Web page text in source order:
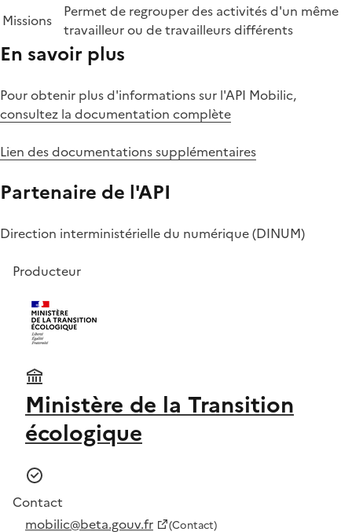
Missions
Permet de regrouper des activités d'un même
travailleur ou de travailleurs différents
En savoir plus
Pour obtenir plus d'informations sur l'API Mobilic,
consultez la documentation complète
Lien des documentations supplémentaires
Partenaire de l'API
Direction interministérielle du numérique (DINUM)
Producteur
Ministère de la Transition
écologique
Contact
mobilic@beta.gouv.fr
(Contact)